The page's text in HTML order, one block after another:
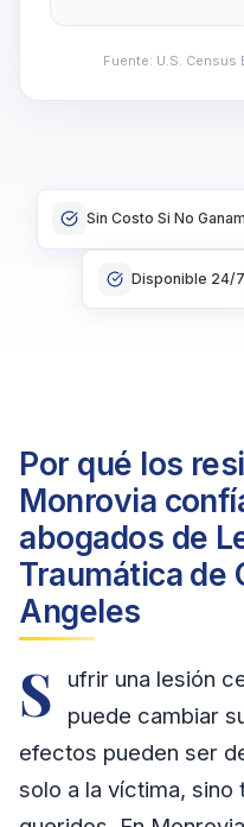
Fuente: U.S. Census
Sin Costo Si No
Disponible 24/7
Por qué los
Monrovia
abogados de
Traumática de
Angeles
S
ufrir una lesión
puede cambiar
efectos pueden ser
solo a la víctima, sino